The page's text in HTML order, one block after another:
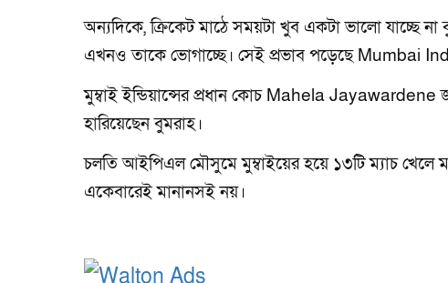
অন্যদিকে, ক্রিকেট মাঠে সময়টা খুব একটা ভালো যাচ্ছে না
এখনও তাকে ভোগাচ্ছে। সেই প্রভাব পড়েছে Mumbai
মুম্বাই ইন্ডিয়ান্সের প্রধান কোচ Mahela Jayawardene
হারিয়েছেন বুমরাহ।
চলতি আইপিএল মৌসুমে মুম্বাইয়ের হয়ে ১৩টি ম্যাচ খেলে
একেবারেই মানানসই নয়।